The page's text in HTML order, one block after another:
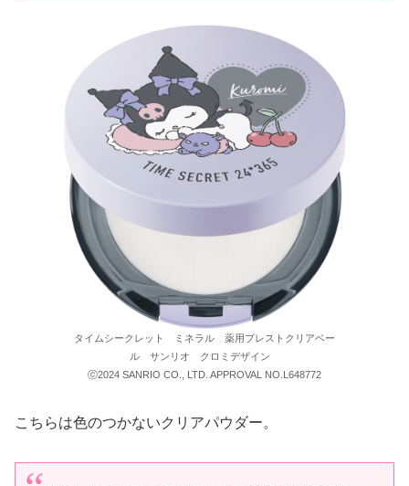
タイムシークレット ミネラル 薬用プレストクリアベー
ル サンリオ クロミデザイン
ⓒ2024 SANRIO CO., LTD. APPROVAL NO.L648772
こちらは色のつかないクリアパウダー。